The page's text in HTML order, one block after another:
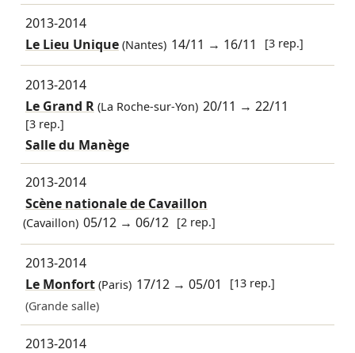
2013-2014
Le Lieu Unique(Nantes) 14/11 → 16/11 [3 rep.]
2013-2014
Le Grand R (La Roche-sur-Yon) 20/11 →22/11
[3 rep.]
Salle du Manège
2013-2014
Scène nationale de Cavaillon
(Cavaillon) 05/12 →06/12 [2 rep.]
2013-2014
Le Monfort(Paris) 17/12 →05/01
[13 rep.]
(Grande salle)
2013-2014